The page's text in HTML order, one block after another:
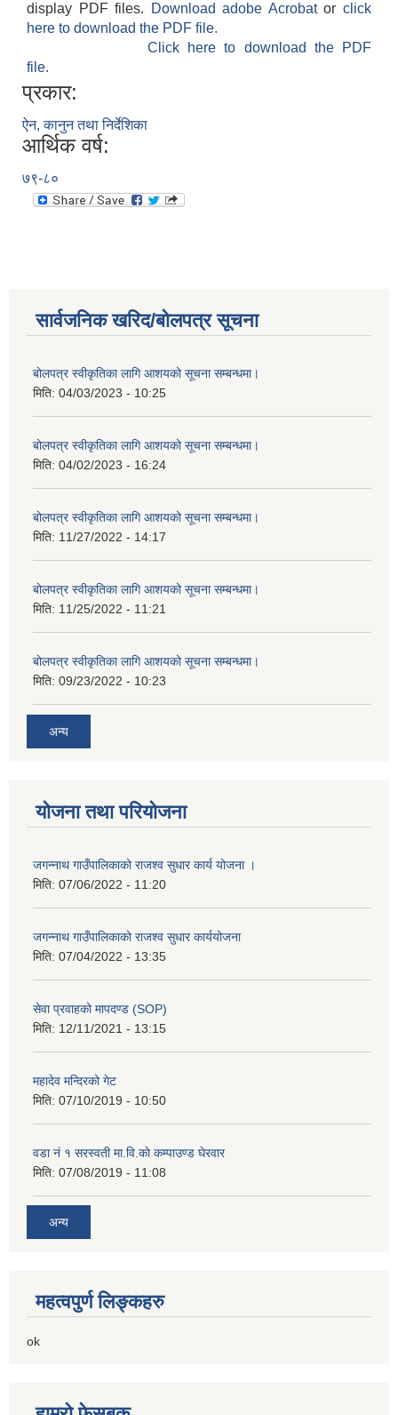
display PDF files.
Download adobe Acrobatorclick
here to download the PDF file.
Click here to download the PDF
file.
प्रकार:
ऐन, कानुन तथा निर्देशिका
आर्थिक वर्ष:
७९-८०
सार्वजनिक खरिद/बोलपत्र सूचना
बोलपत्र स्वीकृतिका लागि आशयको सूचना सम्बन्धमा।
मिति: 04/03/2023 - 10:25
बोलपत्र स्वीकृतिका लागि आशयको सूचना सम्बन्धमा।
मिति: 04/02/2023 - 16:24
बोलपत्र स्वीकृतिका लागि आशयको सूचना सम्बन्धमा।
मिति: 11/27/2022 - 14:17
बोलपत्र स्वीकृतिका लागि आशयको सूचना सम्बन्धमा।
मिति: 11/25/2022 - 11:21
बोलपत्र स्वीकृतिका लागि आशयको सूचना सम्बन्धमा।
मिति: 09/23/2022 - 10:23
अन्य
योजना तथा परियोजना
जगन्नाथ गाउँपालिकाको राजश्व सुधार कार्य योजना ।
मिति: 07/06/2022 - 11:20
जगन्नाथ गाउँपालिकाको राजश्व सुधार कार्ययोजना
मिति: 07/04/2022 - 13:35
सेवा प्रवाहको मापदण्ड (SOP)
मिति: 12/11/2021 - 13:15
महादेव मन्दिरको गेट
मिति: 07/10/2019 - 10:50
वडा नं १ सरस्वती मा.वि.काे कम्पाउण्ड घेरवार
मिति: 07/08/2019 - 11:08
अन्य
महत्वपुर्ण लिङ्कहरु
ok